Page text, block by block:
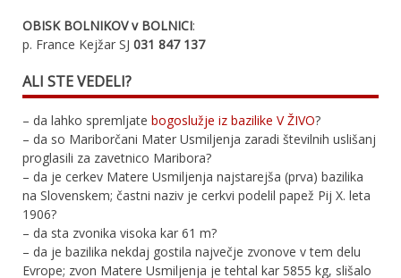
OBISK BOLNIKOV v BOLNICI:
p. France Kejžar SJ 031 847 137
ALI STE VEDELI?
– da lahko spremljate bogoslužje iz bazilike V ŽIVO?
– da so Mariborčani Mater Usmiljenja zaradi številnih uslišanj
proglasili za zavetnico Maribora?
– da je cerkev Matere Usmiljenja najstarejša (prva) bazilika
na Slovenskem; častni naziv je cerkvi podelil papež Pij X. leta
1906?
– da sta zvonika visoka kar 61 m?
– da je bazilika nekdaj gostila največje zvonove v tem delu
Evrope; zvon Matere Usmiljenja je tehtal kar 5855 kg, slišalo